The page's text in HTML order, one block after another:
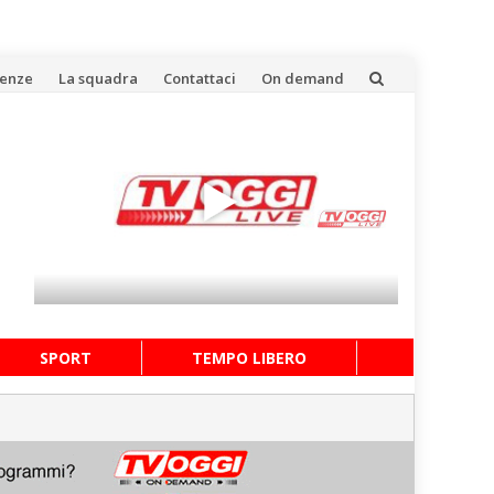
La squadra Contattaci On demand
SPORT TEMPO LIBERO